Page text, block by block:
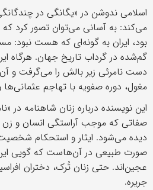
اسلامی ندوشن در «یگانگی در
می‌کند: به آسانی می‌توان تصور کرد که
بود، ایران به گونه‌ای که هست نبود:
گم‌شده در گرداب تاریخ جهان. هرگاه
دست نامرئی زیر بالش را می‌گرفت و
مغول، دوره صفویه با تهاجم
این نویسنده درباره زنان شاهنامه در
صفاتی که موجب آراستگی انسان و زن
دیده می‌شود. ایثار و استحکام
صورت طبیعی در آن‌هاست که گویی
عجین‌اند. حتی زنان تُرک، دختران
جریره.